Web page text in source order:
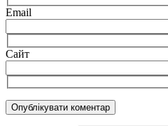
Email
Сайт